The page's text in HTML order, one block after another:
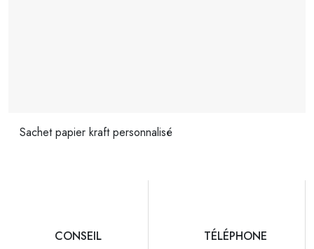
Sachet papier kraft personnalisé
CONSEIL
TÉLÉPHONE